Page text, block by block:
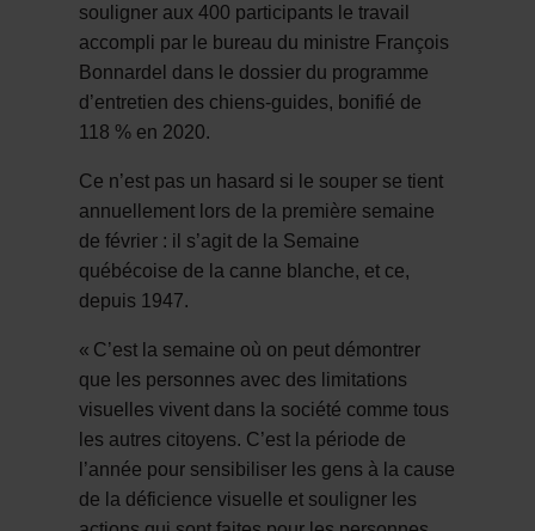
souligner aux 400 participants le travail
accompli par le bureau du ministre François
Bonnardel dans le dossier du programme
d’entretien des chiens-guides, bonifié de
118 % en 2020.
Ce n’est pas un hasard si le souper se tient
annuellement lors de la première semaine
de février : il s’agit de la Semaine
québécoise de la canne blanche, et ce,
depuis 1947.
« C’est la semaine où on peut d émontrer
que les personnes avec des limitations
visuelles vivent dans la société comme tous
les autres citoyens. C’est la période de
’année pour sensibiliser les gens à la cause
de la déficience visuelle et souligner les